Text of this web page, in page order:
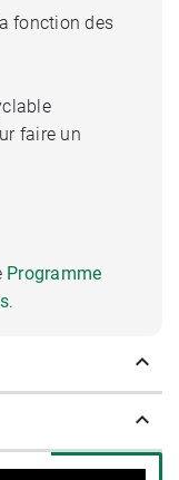
fonction des
faire un
Programme
.
?
au milieu des